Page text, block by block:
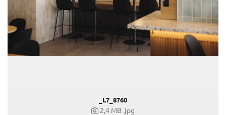
PR-International
Sommerhighlights 2019
Ostern 2020
Die PR International Wedding-Highlights 2020
_L7_8760
2,4 MB .jpg